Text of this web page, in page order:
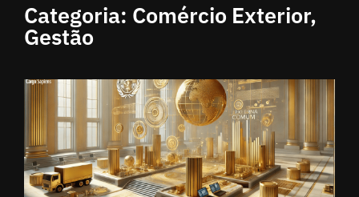
Categoria: Comércio Exterior,
Gestão